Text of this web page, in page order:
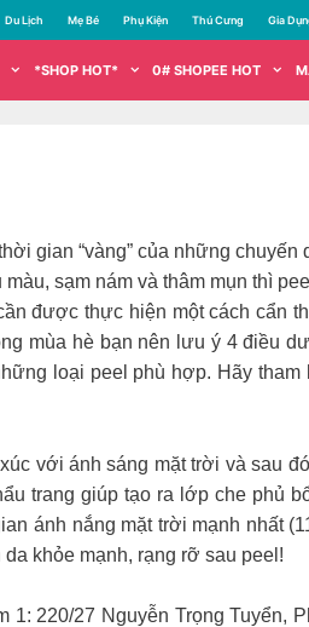
Du Lịch Mẹ Bé Phụ Kiện Thú Cưng Gia
*SHOP HOT* 0# SHOPEE HOT
gian “vàng” của những
sạm nám và thâm mụn thì
được thực hiện một cách
mùa hè bạn nên lưu ý 4 điều
loại peel phù hợp. Hãy
với ánh sáng mặt trời và sau
trang giúp tạo ra lớp che phủ
ánh nắng mặt trời mạnh nhất
khỏe mạnh, rạng rỡ sau peel!
27 Nguyễn Trọng Tuyển,